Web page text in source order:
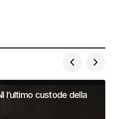
l’ultimo custode della